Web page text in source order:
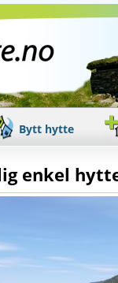
Bytt hytte
enkel